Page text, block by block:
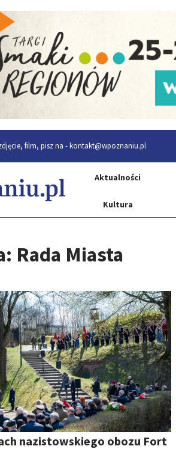
film, pisz na -kontakt@wpoznaniu.pl
Aktualności
Kultura
Rada Miasta
nazistowskiego obozu Fort